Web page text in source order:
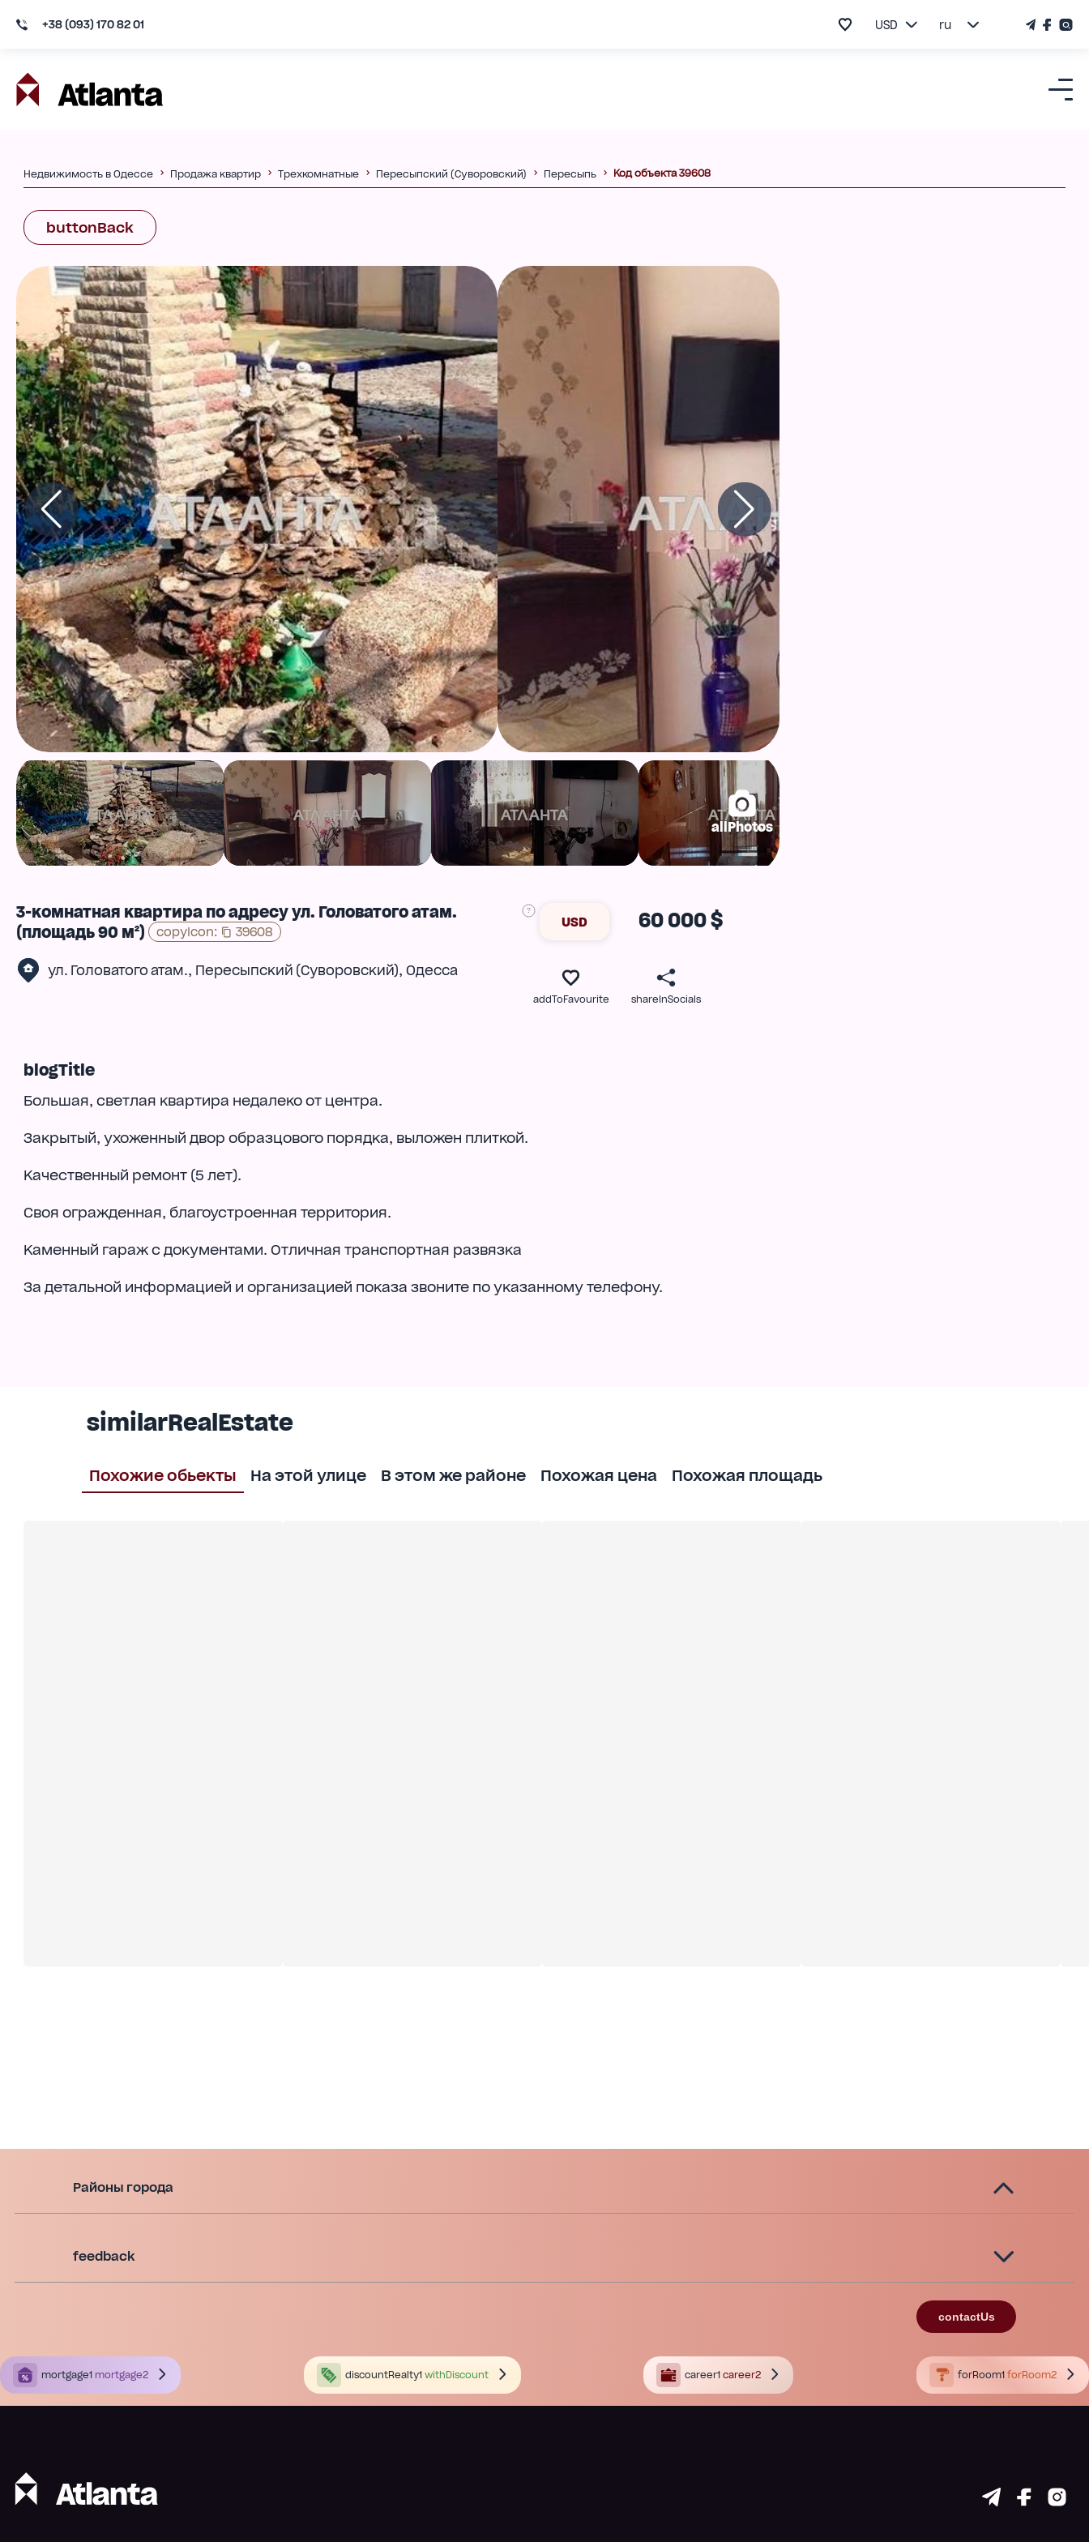
+38 (093) 170 82 01 USD ru
Недвижимость в Одессе Продажа квартир Трехкомнатные Пересыпский (Суворовский) Пересыпь Код объекта 39608
buttonBack
allPhotos
3-комнатная квартира по адресу ул. Головатого атам.
(площадь 90 м²)
copyIcon: 39608
ул. Головатого атам., Пересыпский (Суворовский), Одесса
USD 60 000 $
addToFavourite shareInSocials
blogTitle
Большая, светлая квартира недалеко от центра.
Закрытый, ухоженный двор образцового порядка, выложен плиткой.
Качественный ремонт (5 лет).
Своя огражденная, благоустроенная территория.
Каменный гараж с документами. Отличная транспортная развязка
За детальной информацией и организацией показа звоните по указанному телефону.
similarRealEstate
Похожие обьекты На этой улице В этом же районе Похожая цена Похожая площадь
Районы города
feedback
contactUs
mortgage1 mortgage2 discountRealty1 withDiscount career1 career2 forRoom1 forRoom2